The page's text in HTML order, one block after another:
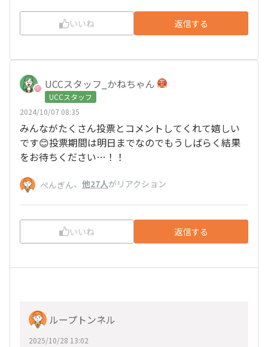
いいね 返信する
UCCスタッフ_かねちゃん
UCCスタッフ
2024/10/07 08:35
みんながたくさん投票とコメントしてくれて嬉しい
です😊投票期間は明日までなのでもうしばらく結果
をお待ちください…！！
ぺんぎん、 他27人がリアクション
いいね 返信する
ループトンネル
2025/10/28 13:02